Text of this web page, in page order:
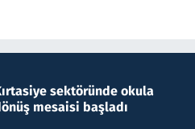
sektöründe okula
mesaisi başladı